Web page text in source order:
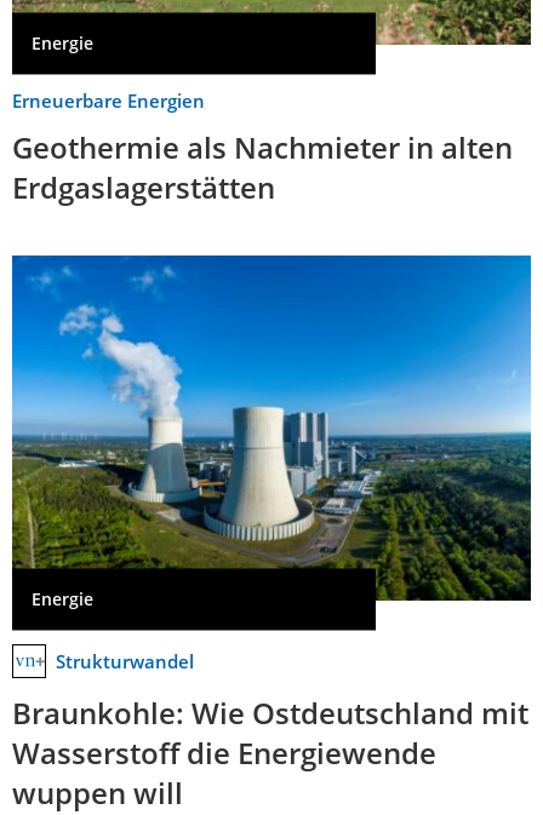
Energie
Erneuerbare Energien
Geothermie als Nachmieter in alten
Erdgaslagerstätten
Energie
Strukturwandel
Braunkohle: Wie Ostdeutschland mit
Wasserstoff die Energiewende
wuppen will